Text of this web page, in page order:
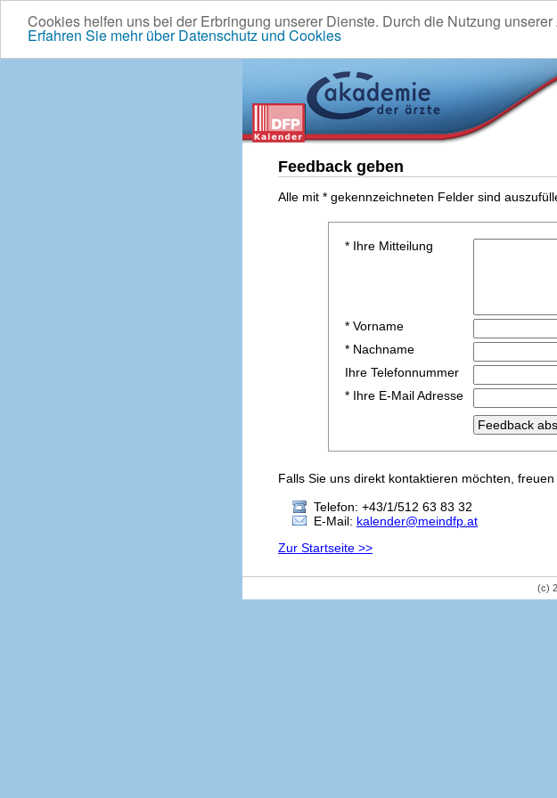
Cookies helfen uns bei der Erbringung unserer Dienste. Durch die Nutzung
Erfahren Sie mehr über Datenschutz und Cookies
Feedback geben
Alle mit * gekennzeichneten Felder sind
* Ihre Mitteilung
* Vorname
* Nachname
Ihre Telefonnummer
* Ihre E-Mail Adresse
Falls Sie uns direkt kontaktieren möchten,
Telefon: +43/1/512 63 83 32
E-Mail: kalender@meindfp.at
Zur Startseite >>
(c)